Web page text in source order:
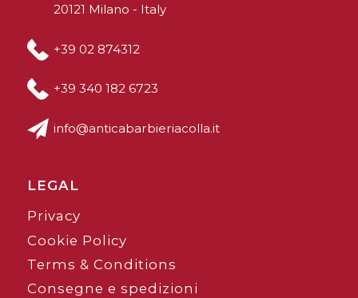
20121 Milano - Italy
+39 02 874312
+39 340 182 6723
info@anticabarbieriacolla.it
LEGAL
Privacy
Cookie Policy
Terms & Conditions
Consegne e spedizioni